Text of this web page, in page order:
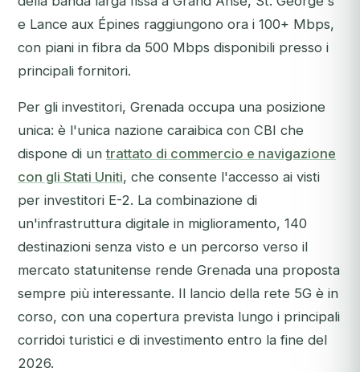
e Lance aux Épines raggiungono ora i 100+ Mbps,
con piani in fibra da 500 Mbps disponibili presso i
principali fornitori.
Per gli investitori, Grenada occupa una posizione
unica: è l'unica nazione caraibica con CBI che
dispone di untrattato di commercio e navigazione
con gli Stati Uniti, che consente l'accesso ai visti
per investitori E-2. La combinazione di
un'infrastruttura digitale in miglioramento, 140
destinazioni senza visto e un percorso verso il
mercato statunitense rende Grenada una proposta
sempre più interessante. Il lancio della rete 5G è in
corso, con una copertura prevista lungo i principali
corridoi turistici e di investimento entro la fine del
2026.